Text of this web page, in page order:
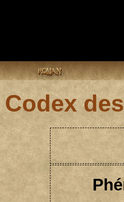
ROMAN
Codex